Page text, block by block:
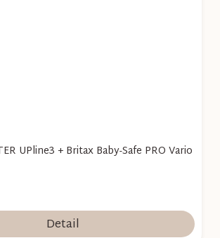
UPline3 + Britax Baby-Safe PRO Vario
Detail